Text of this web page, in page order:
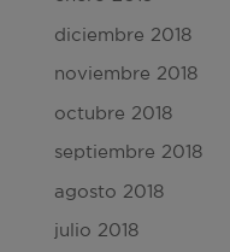
diciembre 2018
noviembre 2018
octubre 2018
septiembre 2018
agosto 2018
julio 2018